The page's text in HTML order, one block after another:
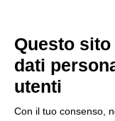
Questo
dati
utenti
Con il tuo consenso,